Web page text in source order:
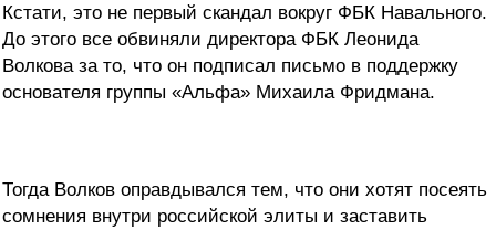
Кстати, это не первый скандал вокруг ФБК Навального.
До этого все обвиняли директора ФБК Леонида
Волкова за то, что он подписал письмо в поддержку
основателя группы «Альфа» Михаила Фридмана.
Тогда Волков оправдывался тем, что они хотят посеять
сомнения внутри российской элиты и заставить